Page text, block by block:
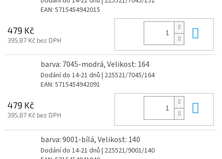
EAN: 5715454942015
479 Kč
395,87 Kč bez DPH
barva: 7045-modrá, Velikost: 164
Dodání do 14-21 dnů | 225521/7045/164
EAN: 5715454942091
479 Kč
395,87 Kč bez DPH
barva: 9001-bílá, Velikost: 140
Dodání do 14-21 dnů | 225521/9001/140